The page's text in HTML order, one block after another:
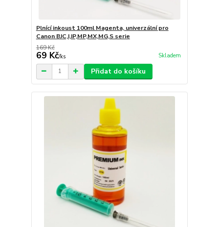
Plnící inkoust 100ml Magenta, univerzální pro
Canon BJC,I,IP,MP,MX,MG,S serie
169 Kč
69 Kč/ks Skladem
Přidat do košíku